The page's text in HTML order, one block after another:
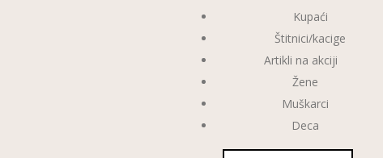
Kupaći
Štitnici/kacige
Artikli na akciji
Žene
Muškarci
Deca